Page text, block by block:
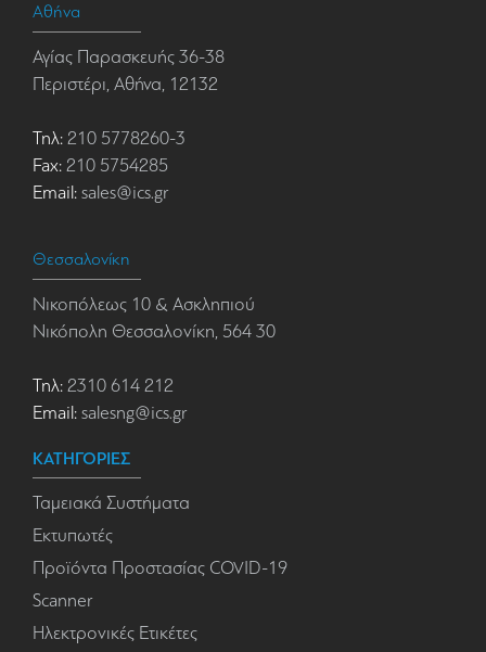
Αθήνα
Αγίας Παρασκευής 36-38
Περιστέρι, Αθήνα, 12132
Τηλ: 210 5778260-3
Fax: 210 5754285
Email: sales@ics.gr
Θεσσαλονίκη
Νικοπόλεως 10 & Ασκληπιού
Νικόπολη Θεσσαλονίκη, 564 30
Τηλ: 2310 614 212
Email: salesng@ics.gr
ΚΑΤΗΓΟΡΙΕΣ
Ταμειακά Συστήματα
Εκτυπωτές
Προϊόντα Προστασίας COVID-19
Scanner
Ηλεκτρονικές Ετικέτες